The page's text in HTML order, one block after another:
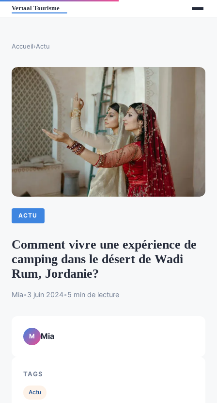
Accueil›Actu
ACTU
Comment vivre une expérience de
camping dans le désert de Wadi
Rum, Jordanie?
Mia•3 juin 2024•5 min de lecture
M Mia
TAGS
Actu